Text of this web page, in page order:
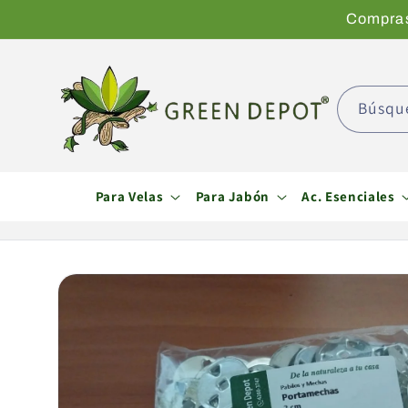
al contenido
Para Velas Para Jabón Ac. Esenciales
directamente